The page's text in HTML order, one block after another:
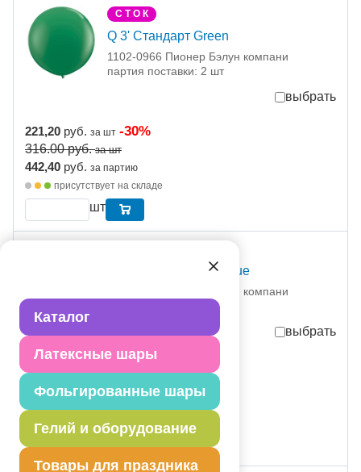
Каталог
Латексные шары
Фольгированные шары
Гелий и оборудование
Товары для праздника
С Т О К
Q 3' Стандарт Green
1102-0966 Пионер Бэлун компани
партия поставки: 2 шт
выбрать
221,20 руб. за шт -30%
316.00руб. за шт
442,40 руб. за партию
присутствует на складе
шт
Q 3' Стандарт Pale Blue
1102-0970 Пионер Бэлун компани
партия поставки: 2 шт
выбрать
-30%
316.00
за партию
присутствует на складе